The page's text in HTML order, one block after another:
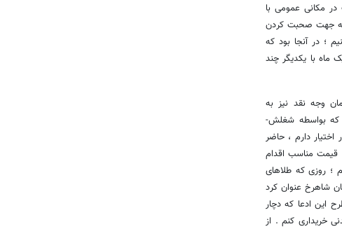
مکانی عمومی با
که جهت صحبت کردن
؛ در آنجا بود که
ماه با یکدیگر چند
وجه نقد نیز به
که بواسطه شغلش-
دارم ، حاضر
قیمت مناسب اقدام
؛ روزی که طلاهای
شاهرخ عنوان کرد
این ادعا که دچار
خریداری کنم . از